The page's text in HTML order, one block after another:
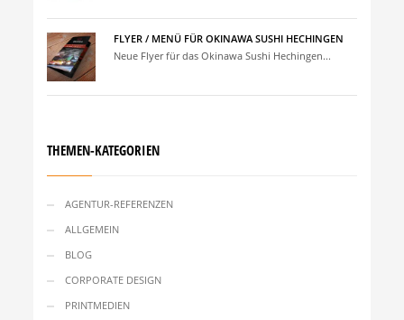
FLYER / MENÜ FÜR OKINAWA SUSHI HECHINGEN
Neue Flyer für das Okinawa Sushi Hechingen...
THEMEN-KATEGORIEN
AGENTUR-REFERENZEN
ALLGEMEIN
BLOG
CORPORATE DESIGN
PRINTMEDIEN